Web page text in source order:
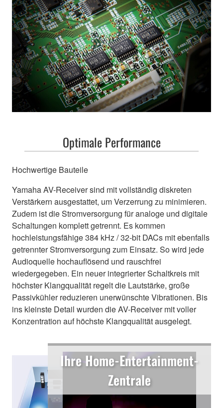
Optimale Performance
Hochwertige Bauteile
Yamaha AV-Receiver sind mit vollständig diskreten
Verstärkern ausgestattet, um Verzerrung zu minimieren.
Zudem ist die Stromversorgung für analoge und digitale
Schaltungen komplett getrennt. Es kommen
hochleistungsfähige 384 kHz / 32-bit DACs mit ebenfalls
getrennter Stromversorgung zum Einsatz. So wird jede
Audioquelle hochauflösend und rauschfrei
wiedergegeben. Ein neuer integrierter Schaltkreis mit
höchster Klangqualität regelt die Lautstärke, große
Passivkühler reduzieren unerwünschte Vibrationen. Bis
ins kleinste Detail wurden die AV-Receiver mit voller
Konzentration auf höchste Klangqualität ausgelegt.
Ihre Home-Entertainment-
Zentrale